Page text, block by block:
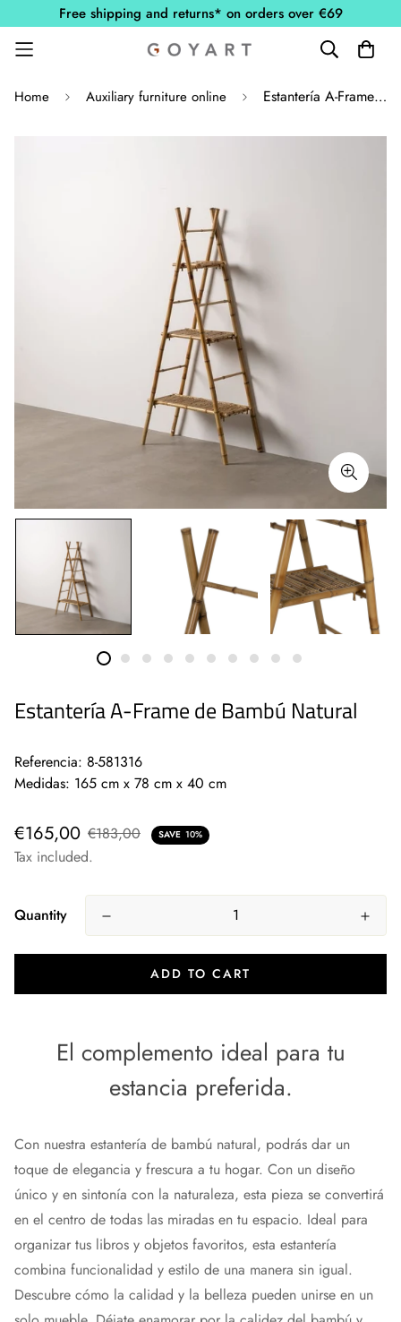
Free shipping and returns* on orders over €69
Home Auxiliary furniture online Estantería A-Frame de Bambú Natural
Estantería A-Frame de Bambú Natural
Referencia: 8-581316
Medidas: 165 cm x 78 cm x 40 cm
€165,00 €183,00 SAVE 10%
Tax included.
Quantity
ADD TO CART
El complemento ideal para tu
estancia preferida.
Con nuestra estantería de bambú natural, podrás dar un
toque de elegancia y frescura a tu hogar. Con un diseño
único y en sintonía con la naturaleza, esta pieza se convertirá
en el centro de todas las miradas en tu espacio. Ideal para
organizar tus libros y objetos favoritos, esta estantería
combina funcionalidad y estilo de una manera sin igual.
Descubre cómo la calidad y la belleza pueden unirse en un